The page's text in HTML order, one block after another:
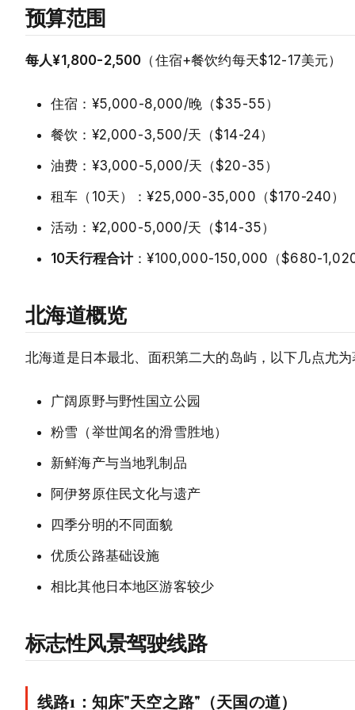
预算范围
每人¥1,800-2,500 （住宿+餐饮约每天$12-17美元）
住宿：¥5,000-8,000/晚（$35-55）
餐饮：¥2,000-3,500/天（$14-24）
油费：¥3,000-5,000/天（$20-35）
租车（10天）：¥25,000-35,000（$170-240）
活动：¥2,000-5,000/天（$14-35）
10天行程合计：¥100,000-150,000（$680-
北海道概览
北海道是日本最北、面积第二大的岛屿，以下几点尤
广阔原野与野性国立公园
粉雪（举世闻名的滑雪胜地）
新鲜海产与当地乳制品
阿伊努原住民文化与遗产
四季分明的不同面貌
优质公路基础设施
相比其他日本地区游客较少
标志性风景驾驶线路
线路1：知床"天空之路"（天国の道）